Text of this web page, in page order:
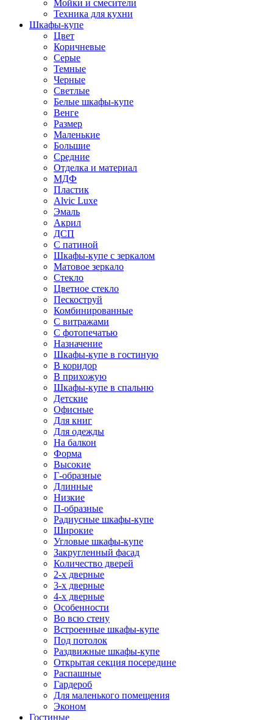
Мойки и смесители
Техника для кухни
Шкафы-купе
Цвет
Коричневые
Серые
Темные
Черные
Светлые
Белые шкафы-купе
Венге
Размер
Маленькие
Большие
Средние
Отделка и материал
МДФ
Пластик
Alvic Luxe
Эмаль
Акрил
ДСП
С патиной
Шкафы-купе с зеркалом
Матовое зеркало
Стекло
Цветное стекло
Пескоструй
Комбинированные
С витражами
С фотопечатью
Назначение
Шкафы-купе в гостиную
В коридор
В прихожую
Шкафы-купе в спальню
Детские
Офисные
Для книг
Для одежды
На балкон
Форма
Высокие
Г-образные
Длинные
Низкие
П-образные
Радиусные шкафы-купе
Широкие
Угловые шкафы-купе
Закругленный фасад
Количество дверей
2-х дверные
3-х дверные
4-х дверные
Особенности
Во всю стену
Встроенные шкафы-купе
Под потолок
Раздвижные шкафы-купе
Открытая секция посередине
Распашные
Гардероб
Для маленького помещения
Эконом
Гостиные